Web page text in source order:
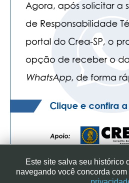
Este site salva seu histórico
navegando você concorda